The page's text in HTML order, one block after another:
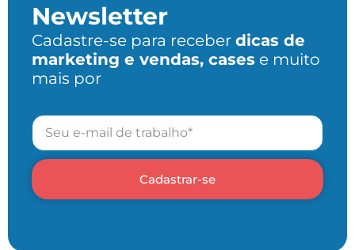
Newsletter
Cadastre-se para receber dicas de
marketing e vendas, cases e muito
mais por
Cadastrar-se